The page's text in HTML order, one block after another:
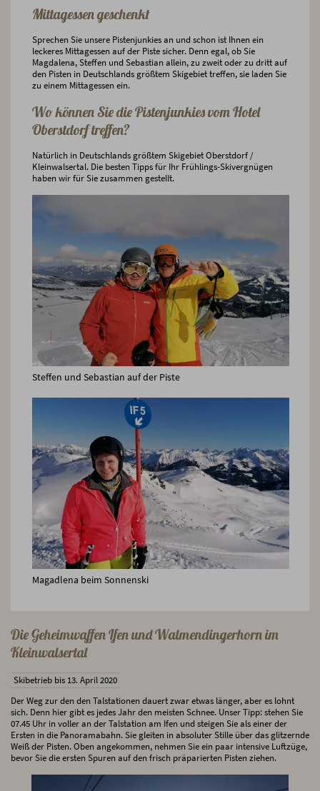
Mittagessen geschenkt
Sprechen Sie unsere Pistenjunkies an und schon ist Ihnen ein
leckeres Mittagessen auf der Piste sicher. Denn egal, ob Sie
Magdalena, Steffen und Sebastian allein, zu zweit oder zu dritt auf
den Pisten in Deutschlands größtem Skigebiet treffen, sie laden Sie
zu einem Mittagessen ein.
Wo können Sie die Pistenjunkies vom Hotel
Oberstdorf treffen?
Natürlich in Deutschlands größtem Skigebiet Oberstdorf /
Kleinwalsertal. Die besten Tipps für Ihr Frühlings-Skivergnügen
haben wir für Sie zusammen gestellt.
Steffen und Sebastian auf der Piste
Magadlena beim Sonnenski
Die Geheimwaffen Ifen und Walmendingerhorn im
Kleinwalsertal
Skibetrieb bis 13. April 2020
Der Weg zur den den Talstationen dauert zwar etwas länger, aber es lohnt
sich. Denn hier gibt es jedes Jahr den meisten Schnee. Unser Tipp: stehen Sie
07.45 Uhr in voller an der Talstation am Ifen und steigen Sie als einer der
Ersten in die Panoramabahn. Sie gleiten in absoluter Stille über das glitzernde
Weiß der Pisten. Oben angekommen, nehmen Sie ein paar intensive Luftzüge,
bevor Sie die ersten Spuren auf den frisch präparierten Pisten ziehen.